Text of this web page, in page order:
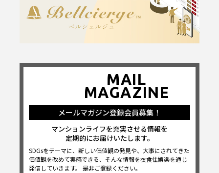
MAIL
MAGAZINE
メールマガジン登録会員募集！
マンションライフを充実させる情報を
定期的にお届けいたします。
SDGsをテーマに、新しい価値観の発見や、大事にされてきた
価値観を改めて実感できる、そんな情報を衣食住娯楽を通じ
発信していきます。 是非ご登録ください。